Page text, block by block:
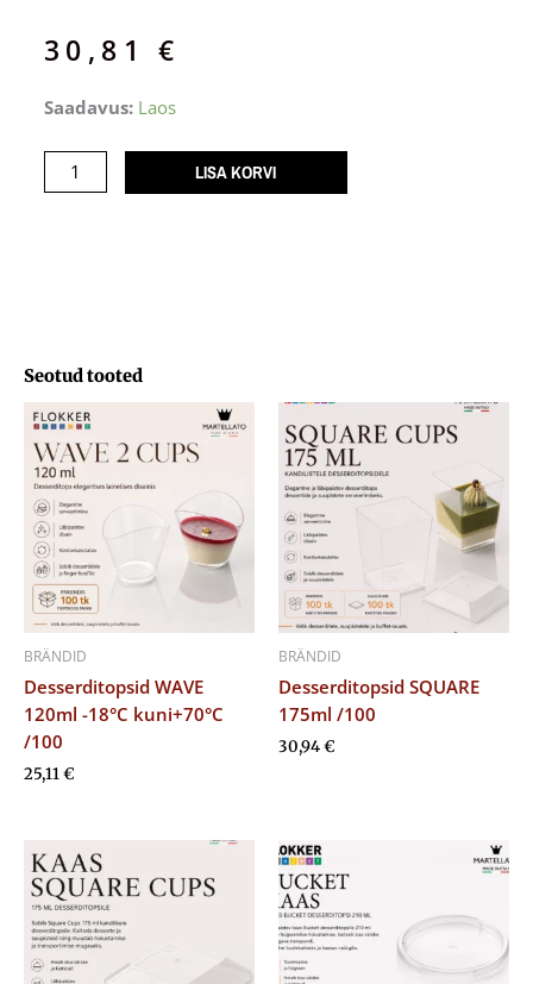
30,81€
Saadavus: Laos
Desserditopsid
83x83
H.49mm
LISA KORVI
Seotud tooted
BRÄNDID
Desserditopsid WAVE
120ml -18°C kuni+70°C
/100
25,11€
BRÄNDID
Desserditopsid SQUARE
175ml /100
30,94€